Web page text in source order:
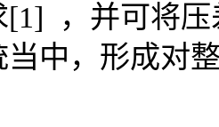
[1] ，并可将
当中，形成对